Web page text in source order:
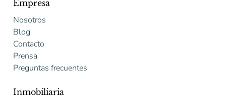
Empresa
Nosotros
Blog
Contacto
Prensa
Preguntas frecuentes
Inmobiliaria